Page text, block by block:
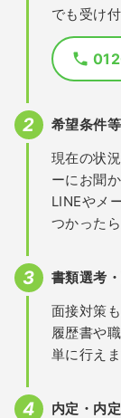
でも受け
希望条件
現在の状
ーにお聞
LINEやメ
つかった
書類選考
面接対策
履歴書や
単に行えま
内定・内